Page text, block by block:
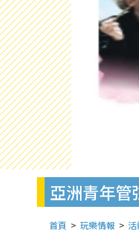
亞洲青年管
首頁 玩樂情報